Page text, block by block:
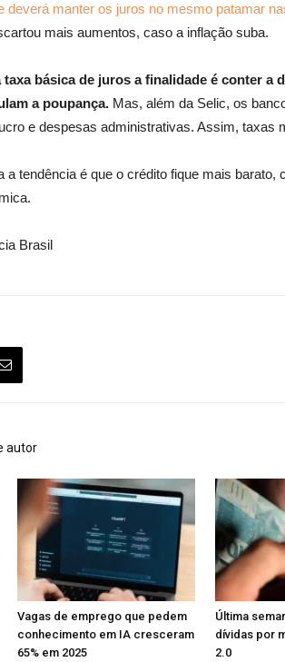
deverá manter os juros no mesmo patamar
mais aumentos, caso a inflação suba.
básica de juros a finalidade é conter
a poupança. Mas, além da Selic, os
e despesas administrativas. Assim, taxas
a tendência é que o crédito fique mais
Brasil
autor
Vagas de emprego que pedem
conhecimento em IA cresceram
65% em 2025
Última
dívidas por
2.0